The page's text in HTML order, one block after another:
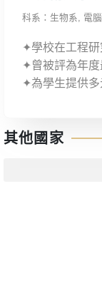
科系： 生物系 電
✦學校在工程研
✦曾被評為年度
✦為學生提供多
其他國家